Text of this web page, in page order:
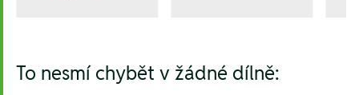
To nesmí chybět v žádné dílně: